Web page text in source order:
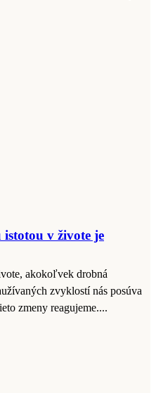
istotou v živote je
akokoľvek drobná
zvyklostí nás posúva
zmeny reagujeme....